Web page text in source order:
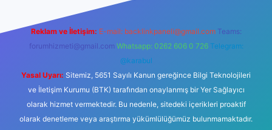
Reklam ve İletişim: E-mail: backlinkpaneli@gmail.com Teams:
forumhizmeti@gmail.com Whatsapp: 0262 606 0 726 Telegram:
@karabul
Yasal Uyarı: Sitemiz, 5651 Sayılı Kanun gereğince Bilgi Teknolojileri
ve İletişim Kurumu (BTK) tarafından onaylanmış bir Yer Sağlayıcı
olarak hizmet vermektedir. Bu nedenle, sitedeki içerikleri proaktif
olarak denetleme veya araştırma yükümlülüğümüz bulunmamaktadır.